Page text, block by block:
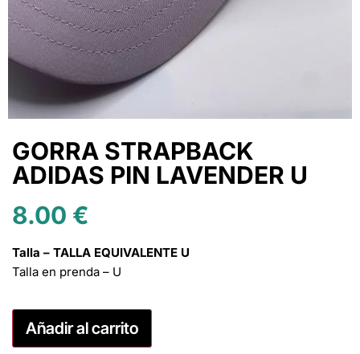
GORRA STRAPBACK
ADIDAS PIN LAVENDER U
8.00 €
Talla – TALLA EQUIVALENTE U
Talla en prenda – U
Añadir al carrito